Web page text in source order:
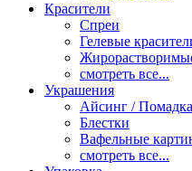
Красители
Спреи
Гелевые
смотреть все...
Украшения
Айсинг /
Блестки
Вафельные
смотреть все...